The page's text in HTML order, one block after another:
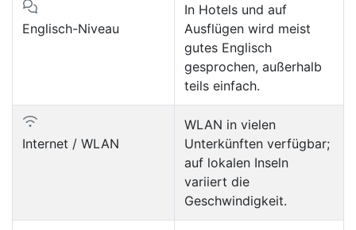
Englisch-Niveau
In Hotels und auf
Ausflügen wird meist
gutes Englisch
gesprochen, außerhalb
teils einfach.
Internet / WLAN
WLAN in vielen
Unterkünften verfügbar;
auf lokalen Inseln
variiert die
Geschwindigkeit.